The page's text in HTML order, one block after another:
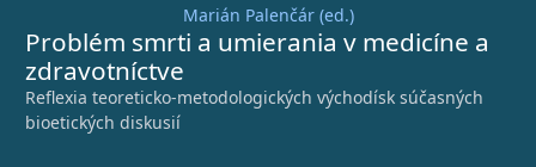
Marián Palenčár (ed.)
Problém smrti a umierania v medicíne a
zdravotníctve
Reflexia teoreticko-metodologických východísk súčasných
bioetických diskusií